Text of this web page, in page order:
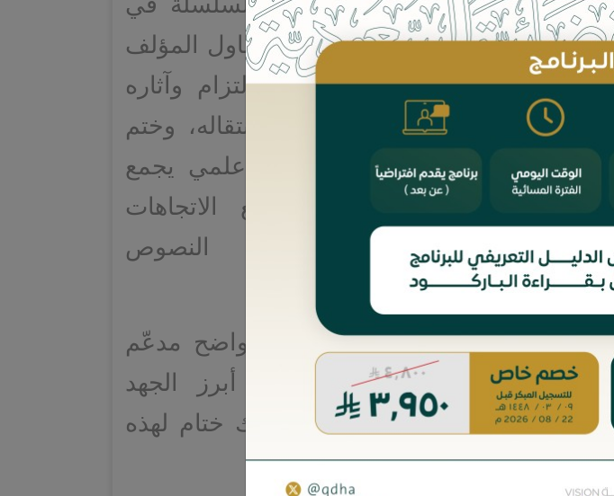
جزأيها الأول والثاني، حيث تناول المؤلف
بالبحث والتحليل مفهوم الالتزام وآثاره
وأوصافه، ثم عالج مسألة انتقاله، وختم
بانقضائه، في إطار عرض علمي يجمع
بين الدقة والعمق، ويتتبع الاتجاهات
الفقهية والقانونية لفهم النصوص
النظامية وبيان مدلولاتها.
ويمتاز هذا العمل بأسلوب واضح مدعّم
بالأمثلة والاستدلالات، مما أبرز الجهد
العلمي المبذول، فجاء مسك ختام لهذه
السلسلة القيمة.